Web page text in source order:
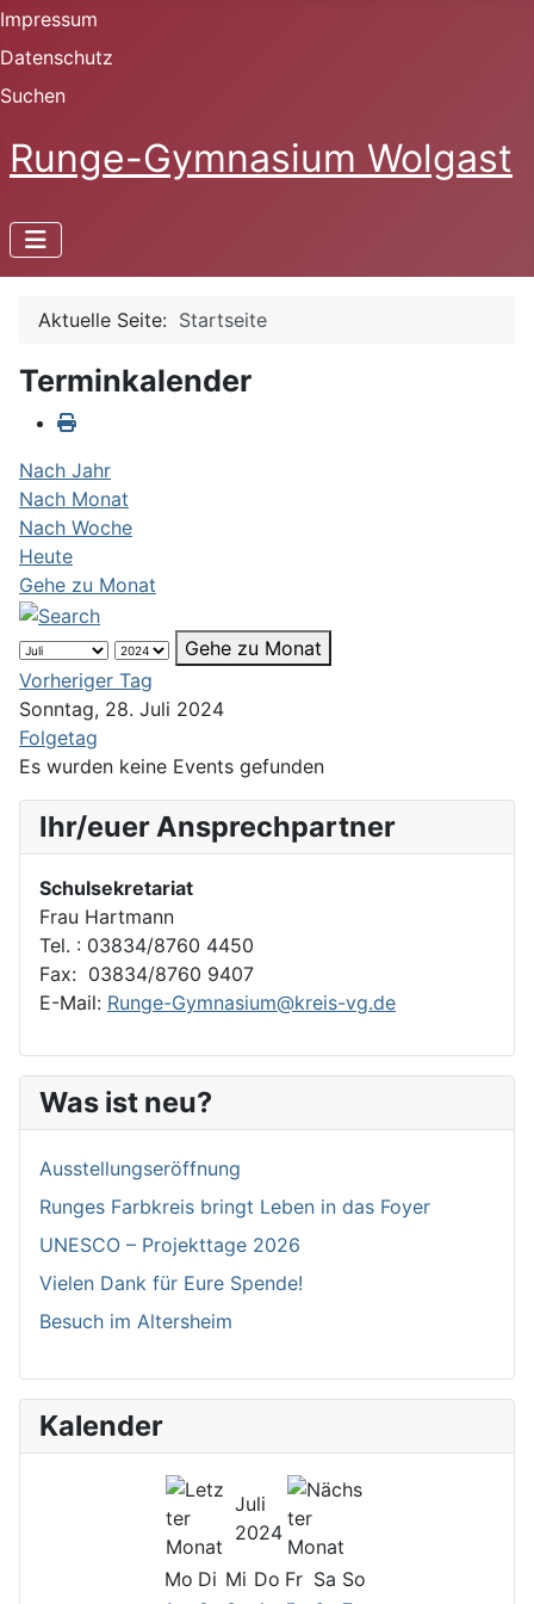
Impressum
Datenschutz
Suchen
Runge-Gymnasium Wolgast
Aktuelle Seite: Startseite
Terminkalender
Nach Jahr
Nach Monat
Nach Woche
Heute
Gehe zu Monat
Gehe zu Monat
Vorheriger Tag
Sonntag, 28. Juli 2024
Folgetag
Es wurden keine Events gefunden
Ihr/euer Ansprechpartner
Schulsekretariat
Frau Hartmann
Tel. : 03834/8760 4450
Fax: 03834/8760 9407
E-Mail: Runge-Gymnasium@kreis-vg.de
Was ist neu?
Ausstellungseröffnung
Runges Farbkreis bringt Leben in das Foyer
UNESCO – Projekttage 2026
Vielen Dank für Eure Spende!
Besuch im Altersheim
Kalender
Juli
2024
Mo Di Mi Do Fr Sa So